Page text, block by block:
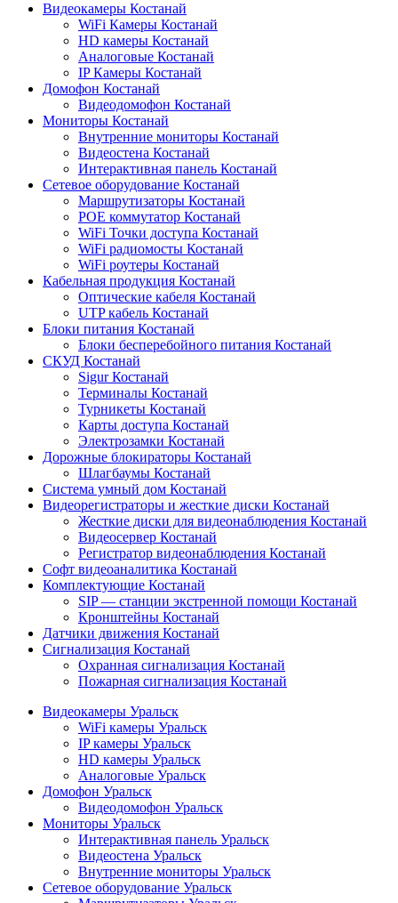
Видеокамеры Костанай
WiFi Камеры Костанай
HD камеры Костанай
Аналоговые Костанай
IP Камеры Костанай
Домофон Костанай
Видеодомофон Костанай
Мониторы Костанай
Внутренние мониторы Костанай
Видеостена Костанай
Интерактивная панель Костанай
Сетевое оборудование Костанай
Маршрутизаторы Костанай
POE коммутатор Костанай
WiFi Точки доступа Костанай
WiFi радиомосты Костанай
WiFi роутеры Костанай
Кабельная продукция Костанай
Оптические кабеля Костанай
UTP кабель Костанай
Блоки питания Костанай
Блоки бесперебойного питания Костанай
СКУД Костанай
Sigur Костанай
Терминалы Костанай
Турникеты Костанай
Карты доступа Костанай
Электрозамки Костанай
Дорожные блокираторы Костанай
Шлагбаумы Костанай
Система умный дом Костанай
Видеорегистраторы и жесткие диски Костанай
Жесткие диски для видеонаблюдения Костанай
Видеосервер Костанай
Регистратор видеонаблюдения Костанай
Софт видеоаналитика Костанай
Комплектующие Костанай
SIP — станции экстренной помощи Костанай
Кронштейны Костанай
Датчики движения Костанай
Сигнализация Костанай
Охранная сигнализация Костанай
Пожарная сигнализация Костанай
Видеокамеры Уральск
WiFi камеры Уральск
IP камеры Уральск
HD камеры Уральск
Аналоговые Уральск
Домофон Уральск
Видеодомофон Уральск
Мониторы Уральск
Интерактивная панель Уральск
Видеостена Уральск
Внутренние мониторы Уральск
Сетевое оборудование Уральск